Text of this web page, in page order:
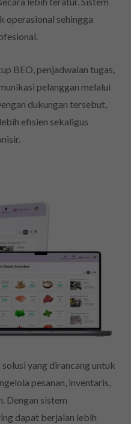
operasional sehingga
BEO, penjadwalan tugas,
pelanggan melalui
dukungan tersebut,
efisien sekaligus
yang dirancang untuk
pesanan, inventaris,
Dengan sistem
dapat berjalan lebih